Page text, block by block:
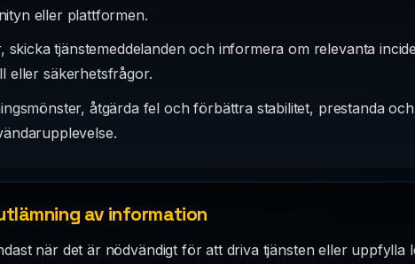
eller plattformen.
tjänstemeddelanden och informera om relevanta
eller säkerhetsfrågor.
åtgärda fel och förbättra stabilitet, prestanda och
av information
när det är nödvändigt för att driva tjänsten eller uppfylla